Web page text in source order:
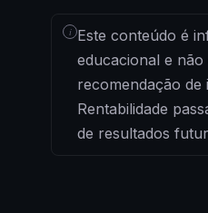
i Este conteúdo é
educacional e não
recomendação de
Rentabilidade
de resultados